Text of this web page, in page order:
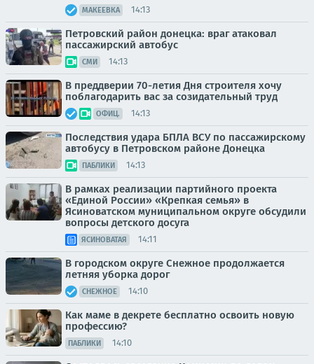
МАКЕЕВКА 14:13
Петровский район донецка: враг атаковал
пассажирский автобус
СМИ 14:13
В преддверии 70-летия Дня строителя хочу
поблагодарить вас за созидательный труд
ОФИЦ. 14:13
Последствия удара БПЛА ВСУ по пассажирскому
автобусу в Петровском районе Донецка
ПАБЛИКИ 14:13
В рамках реализации партийного проекта
«Единой России» «Крепкая семья» в
Ясиноватском муниципальном округе обсудили
вопросы детского досуга
ЯСИНОВАТАЯ 14:11
В городском округе Снежное продолжается
летняя уборка дорог
СНЕЖНОЕ 14:10
Как маме в декрете бесплатно освоить новую
профессию?
ПАБЛИКИ 14:10